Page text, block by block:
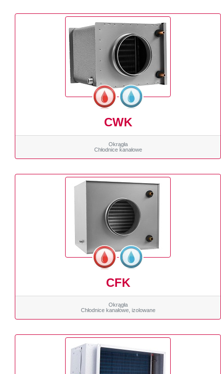
CWK
Okrągła
Chłodnice kanałowe
CFK
Okrągła
Chłodnice kanałowe, izolowane